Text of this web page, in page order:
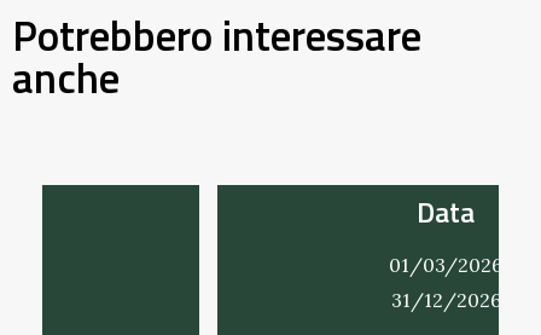
Potrebbero interessare
anche